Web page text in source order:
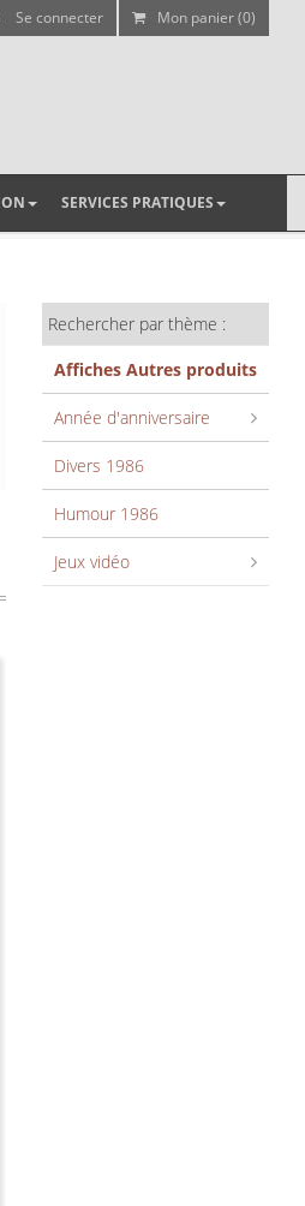
Se connecter Mon panier (0)
SERVICES PRATIQUES
Rechercher par thème :
Affiches Autres produits
Année d'anniversaire
Divers 1986
Humour 1986
Jeux vidéo